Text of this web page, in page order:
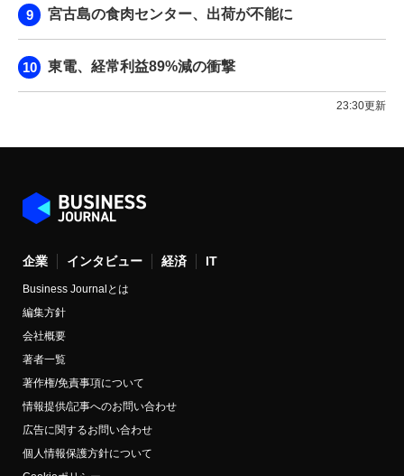
宮古島の食肉センター、出荷が不能に
東電、経常利益89%減の衝撃
23:30更新
企業 インタビュー 経済 IT
Business Journalとは
編集方針
会社概要
著者一覧
著作権/免責事項について
情報提供/記事へのお問い合わせ
広告に関するお問い合わせ
個人情報保護方針について